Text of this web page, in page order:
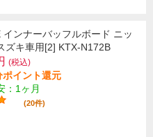
インナーバッフルボード ニッ
ズキ車用[2] KTX-N172B
(税込)
ポイント還元
：1ヶ月
(20件)